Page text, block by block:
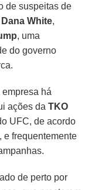
de suspeitas de
Dana White,
, uma
do governo
empresa há
ações daTKO
UFC, de acordo
e frequentemente
de perto por